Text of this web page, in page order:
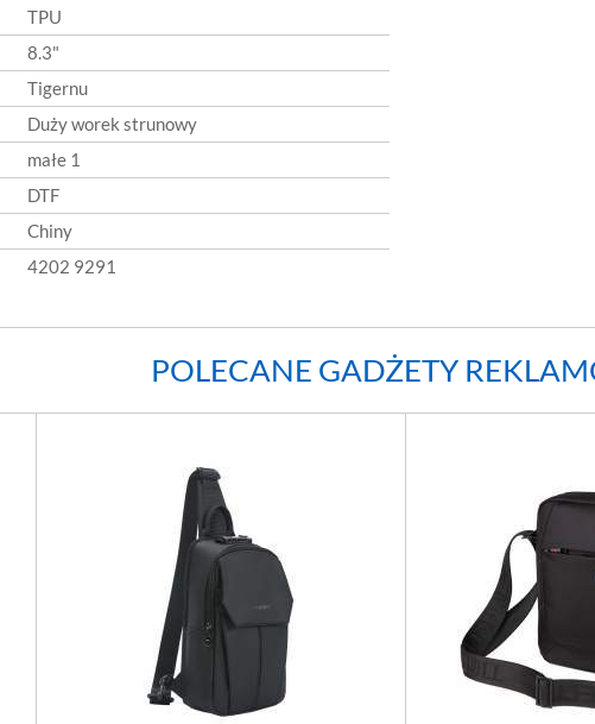
TPU
8.3"
Tigernu
Duży worek strunowy
małe 1
DTF
Chiny
4202 9291
POLECANE GADŻETY